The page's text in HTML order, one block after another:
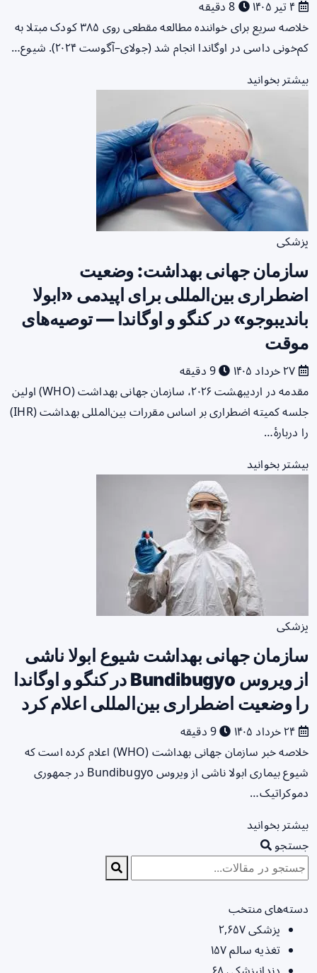
خلاصه سریع برای خواننده مطالعه مقطعی روی ۳۸۵ کودک مبتلا به
کم‌خونی داسی در اوگاندا انجام شد (جولای–آگوست ۲۰۲۴). شیوع…
بیشتر بخوانید
پزشکی
سازمان جهانی بهداشت: وضعیت
اضطراری بین‌المللی برای اپیدمی «ابولا
باندیبوجو» در کنگو و اوگاندا — توصیه‌های
موقت
9 دقیقه
مقدمه در اردیبهشت ۲۰۲۶، سازمان جهانی بهداشت (WHO) اولین
جلسه کمیته اضطراری بر اساس مقررات بین‌المللی بهداشت (IHR)
را دربارهٔ…
بیشتر بخوانید
پزشکی
سازمان جهانی بهداشت شیوع ابولا ناشی
از ویروس Bundibugyo در کنگو و اوگاندا
را وضعیت اضطراری بین‌المللی اعلام کرد
9 دقیقه
خلاصه خبر سازمان جهانی بهداشت (WHO) اعلام کرده است که
شیوع بیماری ابولا ناشی از ویروس Bundibugyo در جمهوری
دموکراتیک…
بیشتر بخوانید
جستجو
دسته‌های منتخب
پزشکی۲,۶۵۷
تغذیه سالم۱۵۷